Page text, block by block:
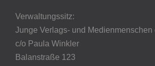
Verwaltungssitz:
Junge Verlags- und Medienmenschen
c/o Paula Winkler
Balanstraße 123